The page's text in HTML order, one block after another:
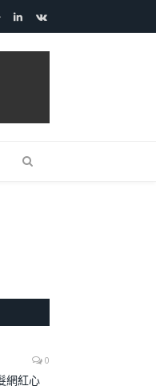
Google+LinkedIn
VK
0
網紅心